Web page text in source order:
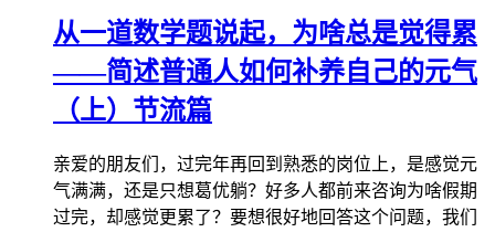
从一道数学题说起，为啥总是觉得累
——简述普通人如何补养自己的元气
（上）节流篇
亲爱的朋友们，过完年再回到熟悉的岗位上，是感觉元
气满满，还是只想葛优躺？好多人都前来咨询为啥假期
过完，却感觉更累了？要想很好地回答这个问题，我们